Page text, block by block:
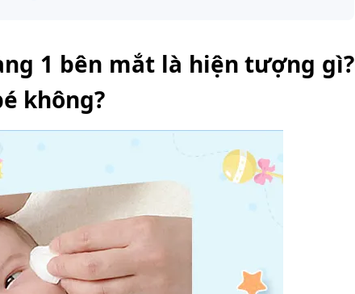
1 bên mắt là hiện tượng gì?
không?